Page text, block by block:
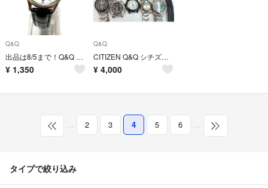
Q&Q
出品は8/5まで！Q&Q レディース腕時計 2015
¥ 1,350
Q&Q
CITIZEN Q&Q シチズン キューアンドキュー 腕時計 14点
¥ 4,000
… 2 3 4 5 6 …
タイプで絞り込み